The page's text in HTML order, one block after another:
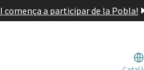
I comença a participar de la Pobla!